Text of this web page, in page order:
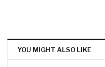
YOU MIGHT ALSO LIKE